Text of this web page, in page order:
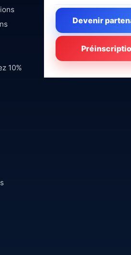
Devenir
10%